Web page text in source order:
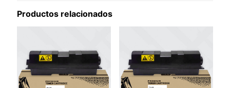
Productos relacionados